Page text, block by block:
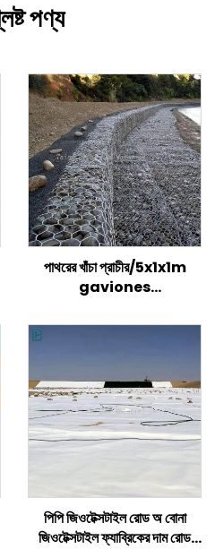
পণ্য
পাথরের খাঁচা প্রাচীর/5x1x1m
gaviones
বক্সের আকার
পিপি জিওটেক্সটাইল রোড অ বোনা
জিওটেক্সটাইল ফ্যাব্রিকের দাম রোড